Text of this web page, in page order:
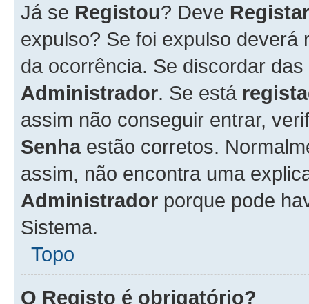
Já se Registou? Deve
expulso? Se foi expulso
da ocorrência. Se discordar
Administrador. Se está
assim não conseguir entrar,
Senhaestão corretos.
assim, não encontra uma
Administrador porque pode
Sistema.
Topo
O Registo é obrigatório?